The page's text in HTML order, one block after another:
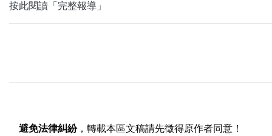
按此閱讀「完整報導」
避免法律糾紛，轉載本區文稿請先徵得原作者同意！